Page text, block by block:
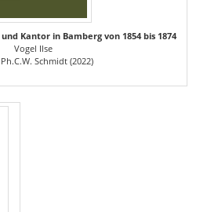
Kantor in Bamberg von 1854 bis 1874
Vogel Ilse
Schmidt (2022)